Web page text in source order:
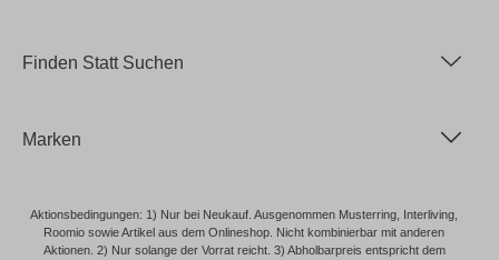
Finden Statt Suchen
Marken
Aktionsbedingungen: 1) Nur bei Neukauf. Ausgenommen Musterring, Interliving,
Roomio sowie Artikel aus dem Onlineshop. Nicht kombinierbar mit anderen
Aktionen. 2) Nur solange der Vorrat reicht. 3) Abholbarpreis entspricht dem